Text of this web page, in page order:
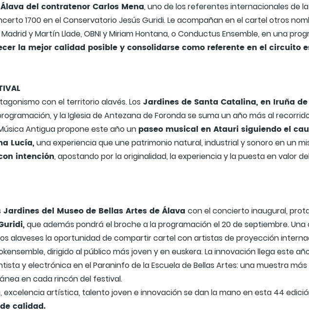
del contratenor Carlos Mena, uno de los referentes internacionales de
1700 en el Conservatorio Jesús Guridi. Le acompañan en el cartel otros
y Martín Llade, OBNI y Miriam Hontana, o Conductus Ensemble, en una
la mejor calidad posible y consolidarse como referente en el circuito
con el territorio alavés. Los Jardines de Santa Catalina, en Iruña de
y la Iglesia de Antezana de Foronda se suma un año más al
Antigua propone este año un paseo musical en Atauri siguiendo el
Lucía,una experiencia que une patrimonio natural, industrial y sonoro en un
intención, apostando por la originalidad, la experiencia y la puesta en valor
Jardines del Museo de Bellas Artes de Álava con el concierto inaugural,
que además pondrá el broche a la programación el 20 de septiembre.
alaveses la oportunidad de compartir cartel con artistas de proyección
dirigido al público más joven y en euskera. La innovación llega este
y electrónica en el Paraninfo de la Escuela de Bellas Artes: una muestra
en cada rincón del festival.
excelencia artística, talento joven e innovación se dan la mano en esta 44
calidad.